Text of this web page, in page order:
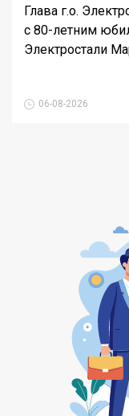
Глава г.о.
с 80-летним
Электростали
06-08-2026